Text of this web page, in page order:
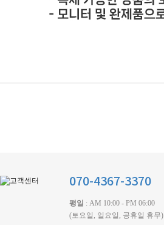
070-4367-3370
평일 : AM 10:00 - PM 06:00
(토요일, 일요일, 공휴일 휴무)